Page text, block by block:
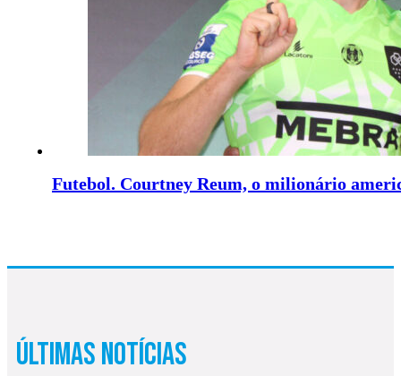
Futebol. Courtney Reum, o milionário
Últimas Notícias